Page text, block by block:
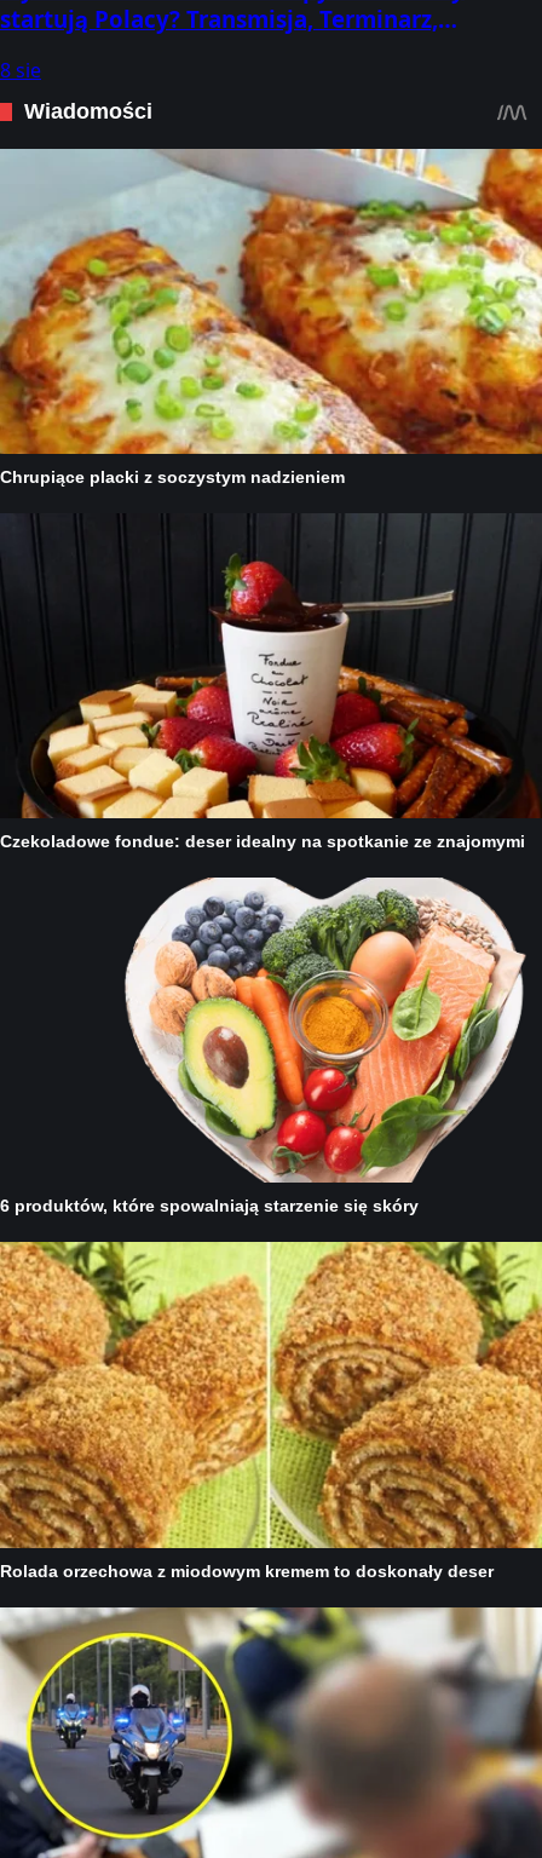
startują Polacy? Transmisja, Terminarz,
(Paryż, 10-16 sierpnia)
8 sie